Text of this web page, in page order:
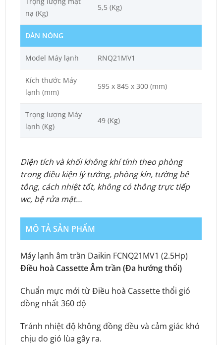
nạ (Kg)
5,5 (Kg)
DÀN NÓNG
Model Máy lạnh RNQ21MV1
Kích thước Máy
lạnh (mm)
595 x 845 x 300 (mm)
Trọng lượng Máy
lạnh (Kg)
49 (Kg)
Diện tích và khối không khí tính theo phòng
trong điều kiện lý tưởng, phòng kín, tường bê
tông, cách nhiệt tốt, không có thông trực tiếp
wc, bệ rửa mặt…
MÔ TẢ SẢN PHẨM
Máy lạnh âm trần Daikin FCNQ21MV1 (2.5Hp)
Điều hoà Cassette Âm trần (Đa hướng thổi)
Chuẩn mực mới từ Điều hoà Cassette thổi gió
đồng nhất 360 độ
Tránh nhiệt độ không đồng đều và cảm giác khó
chịu do gió lùa gây ra.